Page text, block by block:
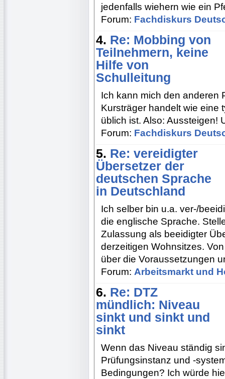
jedenfalls wiehern wie ein
Forum: Fachdiskurs
4. Re: Mobbing von
Teilnehmern, keine
Hilfe von
Schulleitung
Ich kann mich den anderen
Kursträger handelt wie eine
üblich ist. Also: Aussteigen!
Forum: Fachdiskurs
5. Re: vereidigter
Übersetzer der
deutschen Sprache
in Deutschland
Ich selber bin u.a. ver-/
die englische Sprache.
Zulassung als beeidigter
derzeitigen Wohnsitzes.
über die Voraussetzungen
Forum: Arbeitsmarkt und
6. Re: DTZ
mündlich: Niveau
sinkt und sinkt und
sinkt
Wenn das Niveau ständig
Prüfungsinstanz und -
Bedingungen? Ich würde